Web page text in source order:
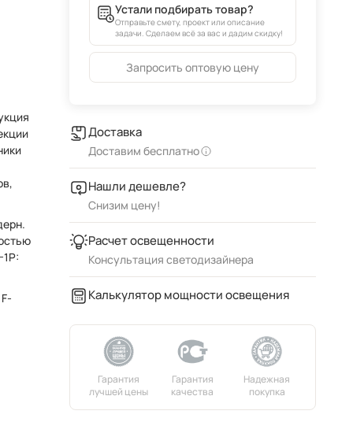
Устали подбирать товар?
Отправьте смету, проект или описание
задачи. Сделаем всё за вас и дадим скидку!
Запросить оптовую цену
Доставка
Доставим бесплатно
Нашли дешевле?
Снизим цену!
Расчет освещенности
Консультация светодизайнера
Калькулятор мощности освещения